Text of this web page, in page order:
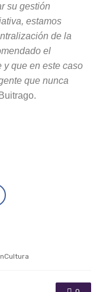
su gestión
estamos
de la
el
y que en este caso
que nunca